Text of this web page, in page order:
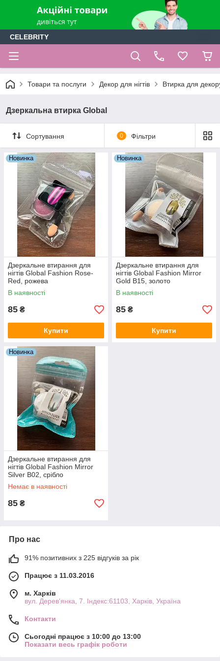
CELEBRITY
Товари та послуги Декор для нігтів Втирка для декору
Дзеркальна втирка Global
Сортування 0 Фільтри
Новинка
Дзеркальне втирання для
нігтів Global Fashion Rose-
Red, рожева
В наявності
85 ₴
Купити
Новинка
Дзеркальне втирання для
нігтів Global Fashion Mirror
Gold B15, золото
В наявності
85 ₴
Купити
Новинка
Дзеркальне втирання для
нігтів Global Fashion Mirror
Silver B02, срібло
Немає в наявності
85 ₴
Про нас
91% позитивних з 225 відгуків за рік
Працює з 11.03.2016
м. Харків
вул. Дерев'янка, 7. Індекс:61103, Харків, Україна
Контакти
Сьогодні працює з 10:00 до 13:00
Показати весь графік роботи